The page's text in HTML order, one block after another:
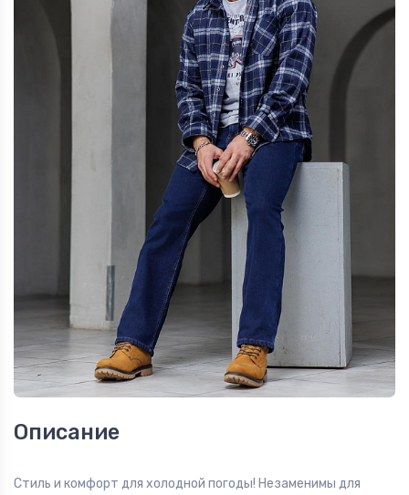
Описание
Стиль и комфорт для холодной погоды! Незаменимы для